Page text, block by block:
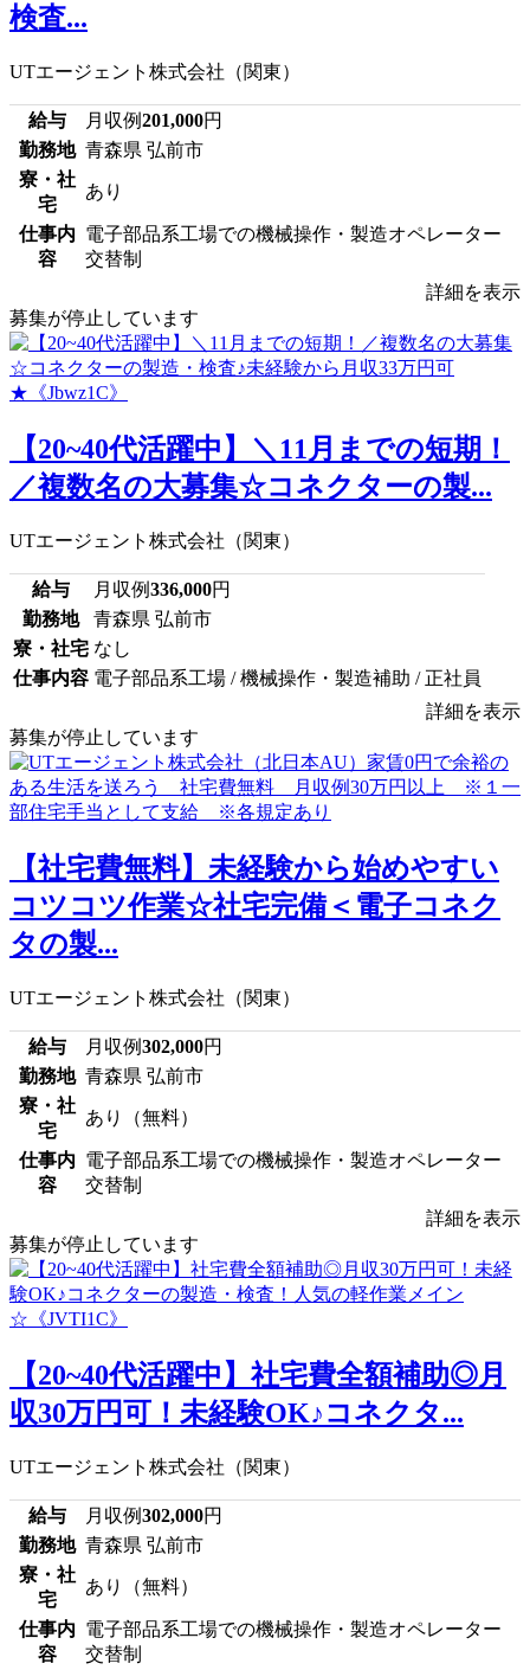
検査...
UTエージェント株式会社（関東）
給与 月収例201,000円
勤務地 青森県 弘前市
寮・社
宅
あり
仕事内
容
電子部品系工場での機械操作・製造オペレーター
交替制
詳細を表示
募集が停止しています
【20~40代活躍中】＼11月までの短期！
／複数名の大募集☆コネクターの製...
UTエージェント株式会社（関東）
給与 月収例336,000円
勤務地
青森県 弘前市
寮・社宅 なし
仕事内容 電子部品系工場 / 機械操作・製造補助 / 正社員
詳細を表示
募集が停止しています
【社宅費無料】未経験から始めやすい
コツコツ作業☆社宅完備＜電子コネク
タの製...
UTエージェント株式会社（関東）
給与 月収例302,000円
勤務地 青森県 弘前市
寮・社
宅
あり（無料）
仕事内
容
電子部品系工場での機械操作・製造オペレーター
交替制
詳細を表示
募集が停止しています
【20~40代活躍中】社宅費全額補助◎月
収30万円可！未経験OK♪コネクタ...
UTエージェント株式会社（関東）
給与 月収例302,000円
勤務地 青森県 弘前市
寮・社
宅
あり（無料）
仕事内
容
電子部品系工場での機械操作・製造オペレーター
交替制